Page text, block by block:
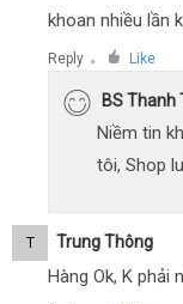
khoan nhiều lần
Reply ● Like
BS Thanh
Niềm tin
tôi, Shop
T Trung Thông
Hàng Ok, K phải